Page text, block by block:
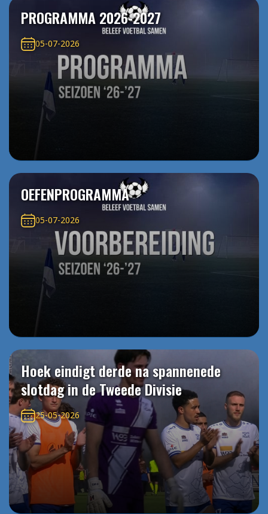
PROGRAMMA 2026-2027
05-07-2026
OEFENPROGRAMMA
05-07-2026
Hoek eindigt derde na spannenede
slotdag in de Tweede Divisie
25-05-2026